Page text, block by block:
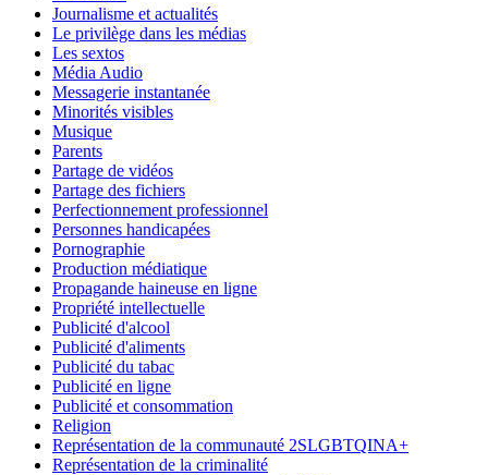
Journalisme et actualités
Le privilège dans les médias
Les sextos
Média Audio
Messagerie instantanée
Minorités visibles
Musique
Parents
Partage de vidéos
Partage des fichiers
Perfectionnement professionnel
Personnes handicapées
Pornographie
Production médiatique
Propagande haineuse en ligne
Propriété intellectuelle
Publicité d'alcool
Publicité d'aliments
Publicité du tabac
Publicité en ligne
Publicité et consommation
Religion
Représentation de la communauté 2SLGBTQINA+
Représentation de la criminalité